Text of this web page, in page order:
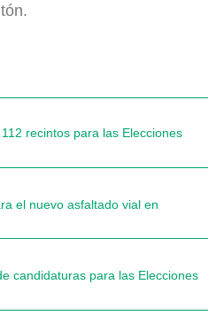
recintos para las Elecciones
el nuevo asfaltado vial en
candidaturas para las Elecciones